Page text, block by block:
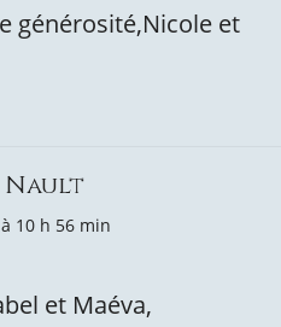
générosité,Nicole et
Nault
10 h 56 min
et Maéva,